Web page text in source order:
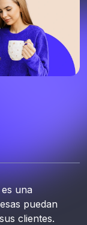
es una
puedan
clientes.